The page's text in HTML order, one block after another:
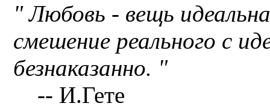
" Любовь - вещь
смешение реального с
безнаказанно. "
-- И.Гете